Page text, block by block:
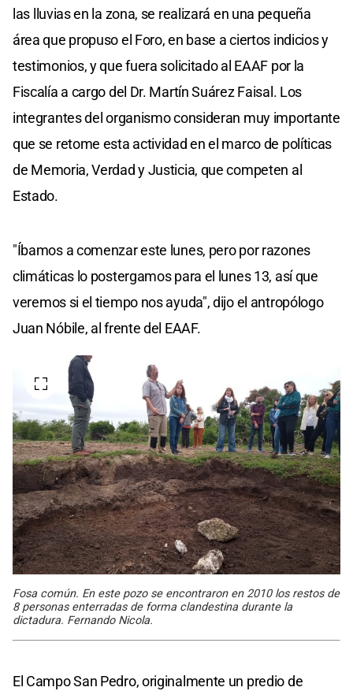
las lluvias en la zona, se realizará en una pequeña
área que propuso el Foro, en base a ciertos indicios y
testimonios, y que fuera solicitado al EAAF por la
Fiscalía a cargo del Dr. Martín Suárez Faisal. Los
integrantes del organismo consideran muy importante
que se retome esta actividad en el marco de políticas
de Memoria, Verdad y Justicia, que competen al
Estado.
"Íbamos a comenzar este lunes, pero por razones
climáticas lo postergamos para el lunes 13, así que
veremos si el tiempo nos ayuda", dijo el antropólogo
Juan Nóbile, al frente del EAAF.
Fosa común. En este pozo se encontraron en 2010 los restos de
8 personas enterradas de forma clandestina durante la
dictadura. Fernando Nicola.
El Campo San Pedro, originalmente un predio de